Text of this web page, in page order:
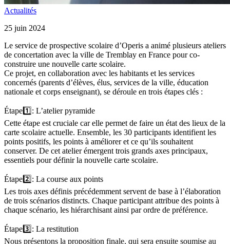
Actualités
25 juin 2024
Le service de prospective scolaire d’Operis a animé plusieurs ateliers
de concertation avec la ville de Tremblay en France pour co-
construire une nouvelle carte scolaire.
Ce projet, en collaboration avec les habitants et les services
concernés (parents d’élèves, élus, services de la ville, éducation
nationale et corps enseignant), se déroule en trois étapes clés :
Étape1️⃣: L’atelier pyramide
Cette étape est cruciale car elle permet de faire un état des lieux de la
carte scolaire actuelle. Ensemble, les 30 participants identifient les
points positifs, les points à améliorer et ce qu’ils souhaitent
conserver. De cet atelier émergent trois grands axes principaux,
essentiels pour définir la nouvelle carte scolaire.
Étape2️⃣: La course aux points
Les trois axes définis précédemment servent de base à l’élaboration
de trois scénarios distincts. Chaque participant attribue des points à
chaque scénario, les hiérarchisant ainsi par ordre de préférence.
Étape3️⃣: La restitution
Nous présentons la proposition finale, qui sera ensuite soumise au